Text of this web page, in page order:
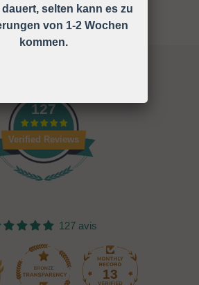
normal
127
Verified Reviews
127 avis
13
dauert, selten kann es zu
von 1-2 Wochen
kommen.